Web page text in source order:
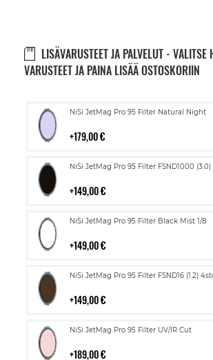
LISÄVARUSTEET JA PALVELUT - VALITSE
VARUSTEET JA PAINA LISÄÄ OSTOSKORIIN
NiSi JetMag Pro 95 Filter Natural Night
179,00 €
Lisää
NiSi JetMag Pro 95 Filter FSND1000 (3.0)
149,00 €
Lisää
NiSi JetMag Pro 95 Filter Black Mist 1/8
149,00 €
Lisää
NiSi JetMag Pro 95 Filter FSND16 (1.2)
149,00 €
Lisää
NiSi JetMag Pro 95 Filter UV/IR Cut
189,00 €
Lisää